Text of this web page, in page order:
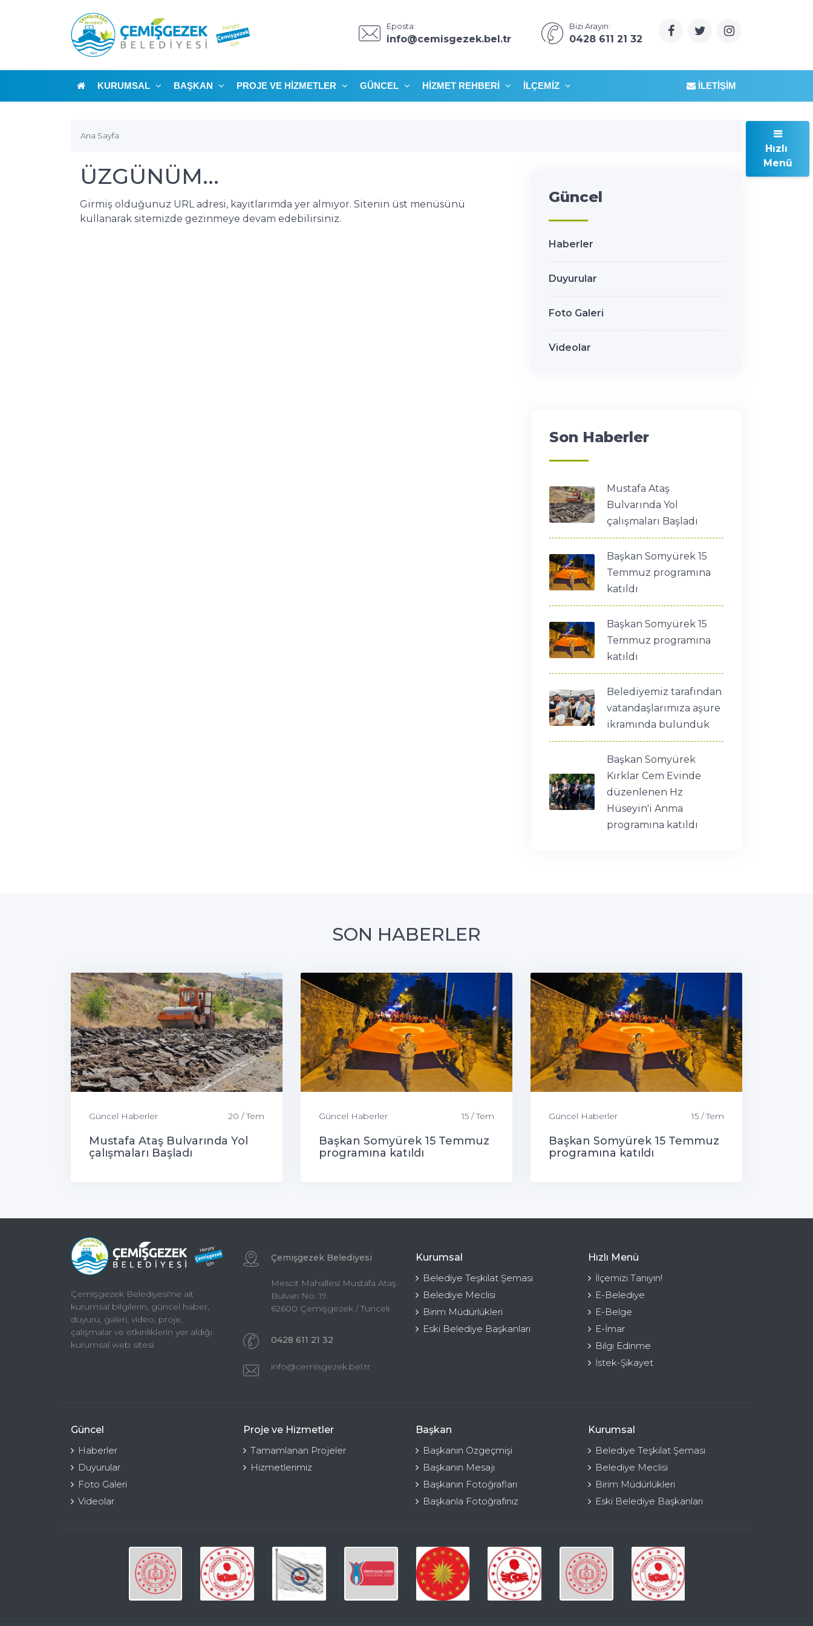
Eposta:
info@cemisgezek.bel.tr
Bizi Arayın:
0428 611 21 32
KURUMSAL BAŞKAN PROJE VE HIZMETLER GÜNCEL HIZMET REHBERI İLÇEMIZ İLETIŞIM
Ana Sayfa
ÜZGÜNÜM...
Girmiş olduğunuz URL adresi, kayıtlarımda yer almıyor. Sitenin üst menüsünü
kullanarak sitemizde gezinmeye devam edebilirsiniz.
Güncel
Haberler
Duyurular
Foto Galeri
Videolar
Son Haberler
Mustafa Ataş
Bulvarında Yol
çalışmaları Başladı
Başkan Somyürek 15
Temmuz programına
katıldı
Başkan Somyürek 15
Temmuz programına
katıldı
Belediyemiz tarafından
vatandaşlarımıza aşure
ikramında bulunduk
Başkan Somyürek
Kırklar Cem Evinde
düzenlenen Hz
Hüseyin'i Anma
programına katıldı
SON HABERLER
Güncel Haberler 20 / Tem
Mustafa Ataş Bulvarında Yol
çalışmaları Başladı
Güncel Haberler 15 / Tem
Başkan Somyürek 15 Temmuz
programına katıldı
Güncel Haberler 15 / Tem
Başkan Somyürek 15 Temmuz
programına katıldı
Çemişgezek Belediyesi'ne ait
kurumsal bilgilerin, güncel haber,
duyuru, galeri, video, proje,
çalışmalar ve etkinliklerin yer aldığı
kurumsal web sitesi.
Çemişgezek Belediyesi
Mescit Mahallesi Mustafa Ataş
Bulvarı No: 19
62600 Çemişgezek / Tunceli
0428 611 21 32
info@cemisgezek.bel.tr
Kurumsal
Belediye Teşkilat Şeması
Belediye Meclisi
Birim Müdürlükleri
Eski Belediye Başkanları
Hızlı Menü
İlçemizi Tanıyın!
E-Belediye
E-Belge
E-İmar
Bilgi Edinme
İstek-Şikayet
Güncel
Haberler
Duyurular
Foto Galeri
Videolar
Proje ve Hizmetler
Tamamlanan Projeler
Hizmetlerimiz
Başkan
Başkanın Özgeçmişi
Başkanın Mesajı
Başkanın Fotoğrafları
Başkanla Fotoğrafınız
Kurumsal
Belediye Teşkilat Şeması
Belediye Meclisi
Birim Müdürlükleri
Eski Belediye Başkanları
Hızlı
Menü